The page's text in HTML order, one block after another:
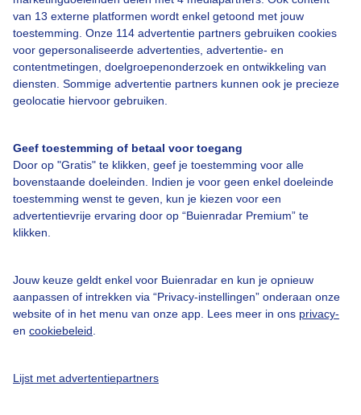
van 13 externe platformen wordt enkel getoond met jouw
toestemming. Onze 114 advertentie partners gebruiken cookies
voor gepersonaliseerde advertenties, advertentie- en
contentmetingen, doelgroepenonderzoek en ontwikkeling van
diensten. Sommige advertentie partners kunnen ook je precieze
geolocatie hiervoor gebruiken.
Geef toestemming of betaal voor toegang
Door op "Gratis" te klikken, geef je toestemming voor alle
bovenstaande doeleinden. Indien je voor geen enkel doeleinde
toestemming wenst te geven, kun je kiezen voor een
advertentievrije ervaring door op “Buienradar Premium” te
klikken.
Jouw keuze geldt enkel voor Buienradar en kun je opnieuw
aanpassen of intrekken via “Privacy-instellingen” onderaan onze
website of in het menu van onze app. Lees meer in ons privacy-
en cookiebeleid
Lijst met advertentiepartners
Over Buienradar
Bedrijfsgegevens
Contact
Toegankelijkheid
Gebruikersvoorwaarden
Adverteren
Privacy beleid
Cookie beleid